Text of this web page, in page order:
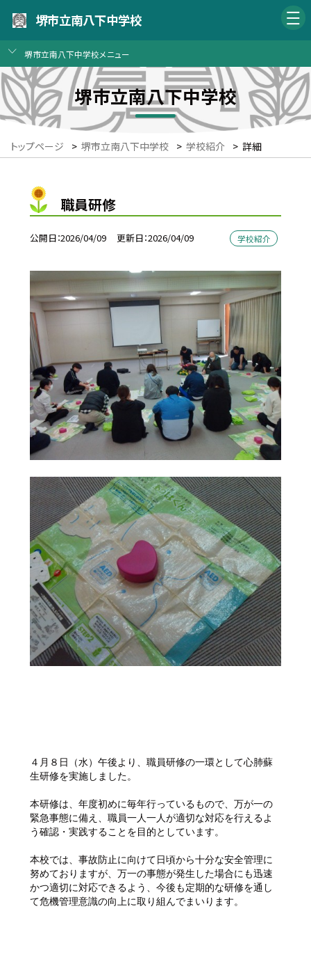
堺市立南八下中学校
堺市立南八下中学校メニュー
堺市立南八下中学校
トップページ > 堺市立南八下中学校 > 学校紹介 > 詳細
職員研修
公開日 2026/04/09 更新日 2026/04/09 学校紹介
４月８日（水）午後より、職員研修の一環として心肺蘇
生研修を実施しました。
本研修は、年度初めに毎年行っているもので、万が一の
緊急事態に備え、職員一人一人が適切な対応を行えるよ
う確認・実践することを目的としています。
本校では、事故防止に向けて日頃から十分な安全管理に
努めておりますが、万一の事態が発生した場合にも迅速
かつ適切に対応できるよう、今後も定期的な研修を通し
て危機管理意識の向上に取り組んでまいります。